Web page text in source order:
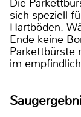
sich speziell
Hartböden.
Ende keine
Parkettbürste
im